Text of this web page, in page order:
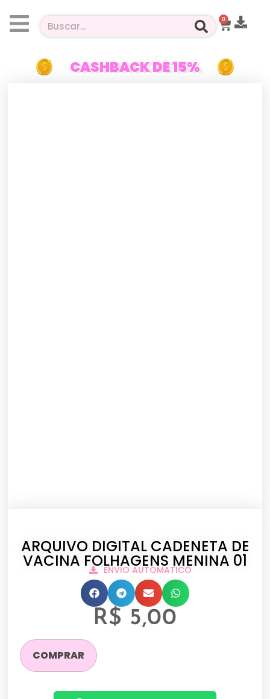
0
CASHBACK DE 15%
ARQUIVO DIGITAL CADENETA DE
VACINA FOLHAGENS MENINA 01
ENVIO AUTOMATICO
R$ 5,00
COMPRAR